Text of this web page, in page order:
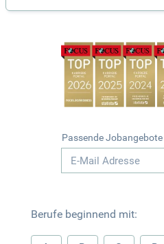
Passende
Berufe beginnend mit: